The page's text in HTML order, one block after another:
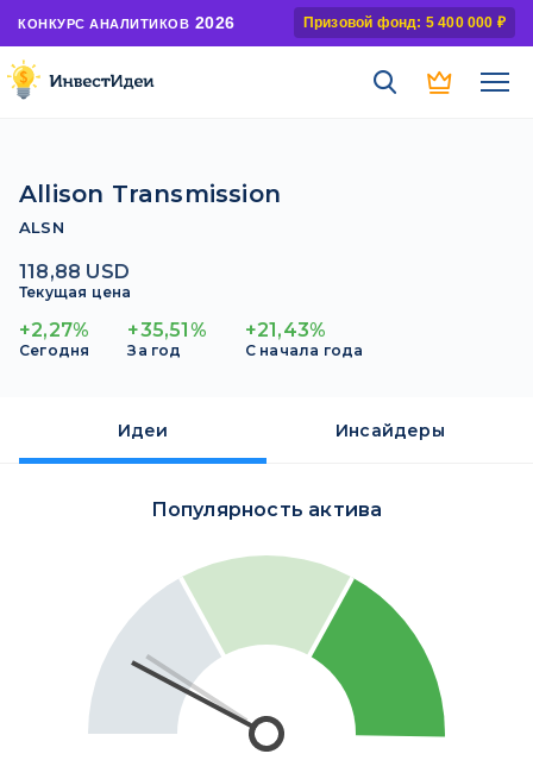
КОНКУРС АНАЛИТИКОВ 2026 Призовой фонд: 5 400 000 ₽
Allison Transmission
ALSN
118,88 USD
Текущая цена
+2,27%
Сегодня
+35,51%
За год
+21,43%
С начала года
Идеи Инсайдеры
Популярность актива